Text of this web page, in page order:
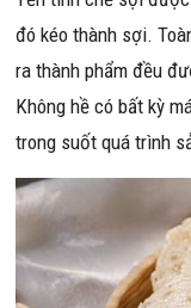
đó kéo thành sợi.
ra thành phẩm đều
Không hề có bất kỳ
trong suốt quá trình